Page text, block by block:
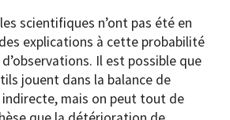
scientifiques n’ont pas été en
explications à cette probabilité
Il est possible que
jouent dans la balance de
mais on peut tout de